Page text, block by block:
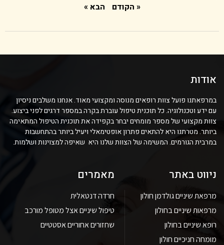
« הקודם הבא »
אודות
במרפאתנו פועל צוות רופאים מנוסה ומקצועי מאוד. אנחנו משלבים ניסיון
עם ידע וטכנולוגיה. כל תוכנית טיפול עוברת בקרה במספר דרגים לפני ביצוע.
צוות מקצועי של מספר מומחים יבחר בקפידה את תוכנית הטיפול המתאימה
ביותר. מטרתנו היא להתאים פתרון אופטימאלי ויעיל ביותר בהתחשבות
במרבית הגורמים. המשימה של הצוות שלנו היא שאיפה למצוינות ושלמות.
ניווט באתר
מרפאת שיניים גולדמן חולון
מרפאות שיניים בחולון
רופא שיניים בחולון
מומחה חניכיים חולון
מאמרים
חרדה דנטאלית
טיפול שיניים אצל מטופל מורכב
שחזורים אחוריים אסטטיים